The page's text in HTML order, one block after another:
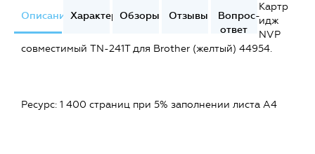
ОписаниеХарактеристики
Обзоры Отзывы
Вопрос-
ответ
Картр
идж
NVP
совместимый TN-241T для Brother (желтый) 44954.
Ресурс: 1 400 страниц при 5% заполнении листа А4